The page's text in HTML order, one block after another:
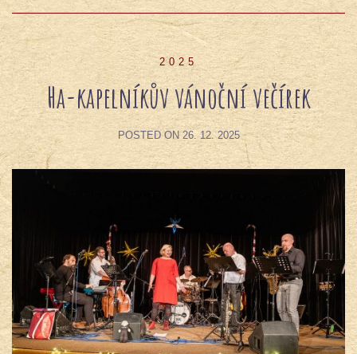
2025
Ha-kapelníkův vánoční večírek
POSTED ON 26. 12. 2025